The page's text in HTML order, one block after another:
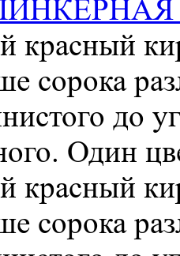
красный
сорока
до
Один
красный
сорока